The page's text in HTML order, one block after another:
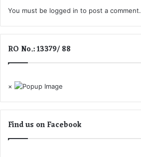
सें
ट
र
,
ली
ल
.
.
You must be logged in to post a comment.
RO No.: 13379/ 88
×
Find us on Facebook